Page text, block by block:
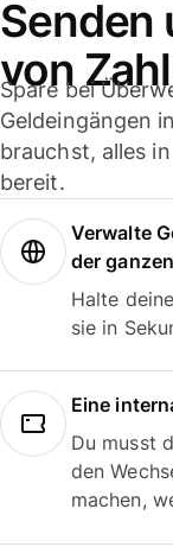
Senden
von
Spare bei
Geldeingängen
brauchst, alles
bereit.
Verwalte
der
Halte
sie in
Eine
Du musst
den
machen,